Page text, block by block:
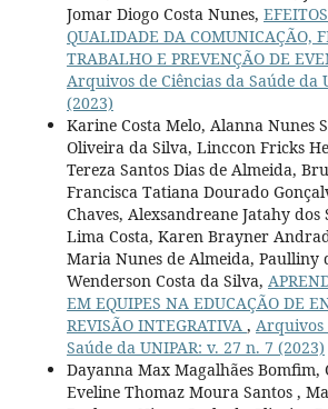
Jomar Diogo Costa Nunes,
QUALIDADE DA COMUNICAÇÃO,
TRABALHO E PREVENÇÃO DE
Arquivos de Ciências da Saúde da
(2023)
Karine Costa Melo, Alanna Nunes
Oliveira da Silva, Linccon Fricks
Tereza Santos Dias de Almeida,
Francisca Tatiana Dourado
Chaves, Alexsandreane Jatahy
Lima Costa, Karen Brayner
Maria Nunes de Almeida, Paulliny
Wenderson Costa da Silva,
EM EQUIPES NA EDUCAÇÃO DE
REVISÃO INTEGRATIVA , Arquivos
Saúde da UNIPAR: v. 27 n. 7 (2023)
Dayanna Max Magalhães Bomfim,
Eveline Thomaz Moura Santos ,